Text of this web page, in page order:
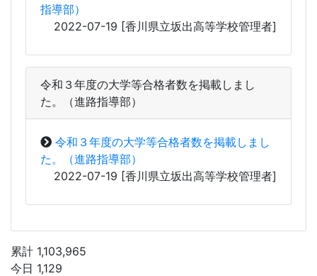
累計 1,103,965
今日 1,129
指導部）
2022-07-19 [香川県立坂出高等学校管理者]
令和３年度の大学等合格者数を掲載しまし
た。（進路指導部）
令和３年度の大学等合格者数を掲載しまし
た。（進路指導部）
2022-07-19 [香川県立坂出高等学校管理者]